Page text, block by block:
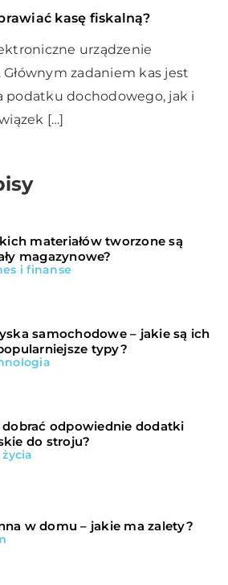
kasę fiskalną?
urządzenie
zadaniem kas jest
podatku dochodowego, jak i
[…]
materiałów tworzone są
magazynowe?
i finanse
samochodowe – jakie są ich
typy?
dobrać odpowiednie dodatki
do stroju?
w domu – jakie ma zalety?